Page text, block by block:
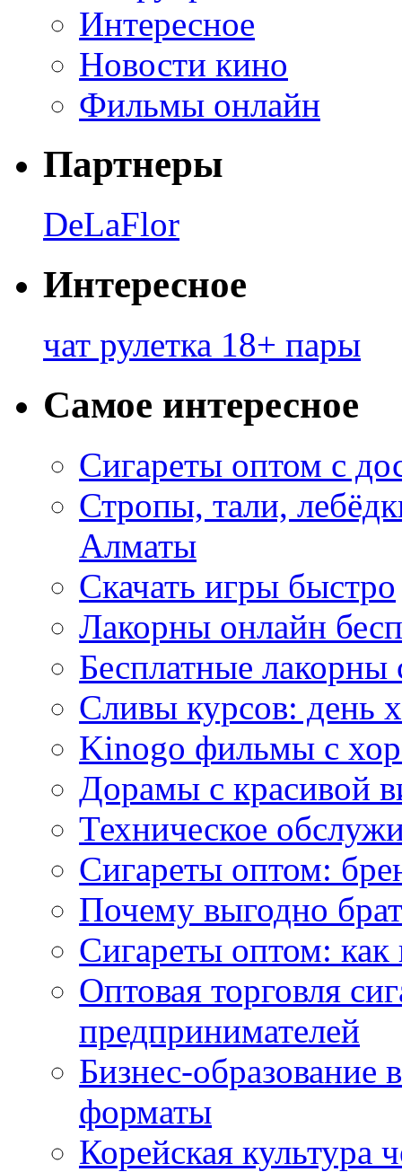
Интересное
Новости кино
Фильмы онлайн
Партнеры
DeLaFlor
Интересное
чат рулетка 18+ пары
Самое интересное
Сигареты оптом с
Стропы, тали,
Алматы
Скачать игры быстро
Лакорны онлайн
Бесплатные лакорны
Сливы курсов: день
Kinogo фильмы с
Дорамы с красивой
Техническое
Сигареты оптом:
Почему выгодно
Сигареты оптом: как
Оптовая торговля
предпринимателей
Бизнес-образование
форматы
Корейская культура